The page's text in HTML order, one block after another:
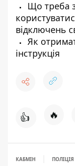
Що треба
відключень
Як
інструкція
👍 🔥
КАБМІН ПОЛІЦІЯ